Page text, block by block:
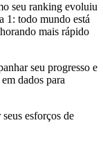
seu ranking evoluiu
1: todo mundo está
mais rápido
seu progresso e
dados para
esforços de